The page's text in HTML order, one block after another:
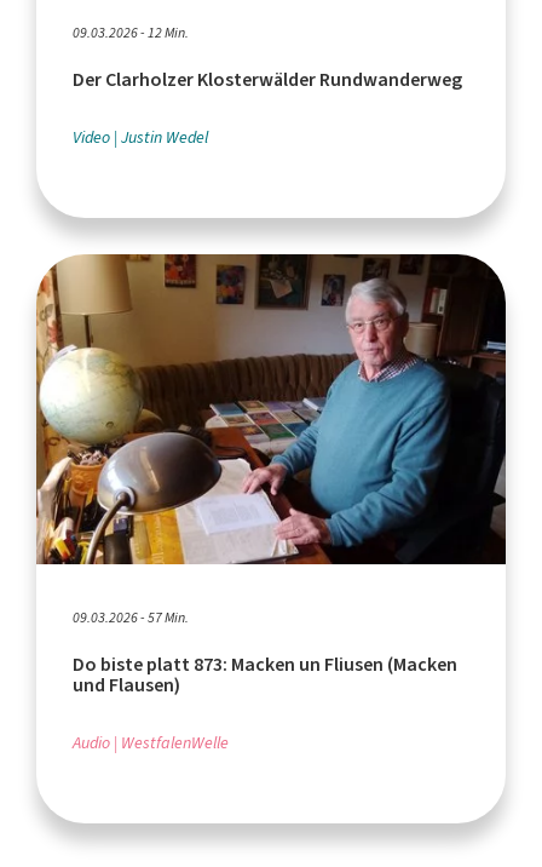
09.03.2026 - 12 Min.
Der Clarholzer Klosterwälder Rundwanderweg
Video Justin Wedel
09.03.2026 - 57 Min.
Do biste platt 873: Macken un Fliusen (Macken
und Flausen)
Audio WestfalenWelle